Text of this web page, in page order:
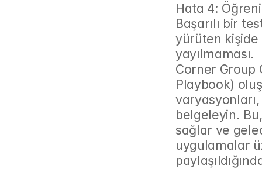
Hata 4:
Başarılı bir
yürüten kişide
yayılmaması.
Corner Group
Playbook)
belgeleyin.
sağlar ve
uygulamalar